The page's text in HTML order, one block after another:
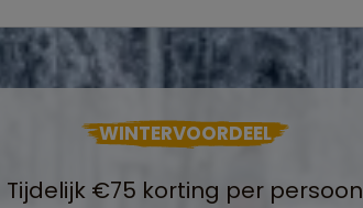
WINTERVOORDEEL
Tijdelijk €75 korting per persoon